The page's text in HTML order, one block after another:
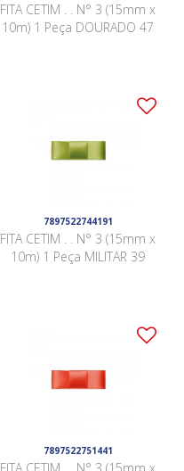
FITA CETIM . . N° 3 (15mm x
10m) 1 Peça DOURADO 47
7897522744191
FITA CETIM . . N° 3 (15mm x
10m) 1 Peça MILITAR 39
7897522751441